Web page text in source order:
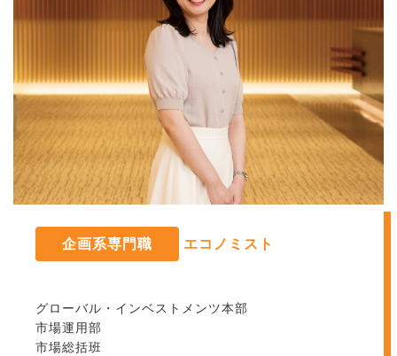
企画系専門職 エコノミスト
グローバル・インベストメンツ本部
市場運用部
市場総括班